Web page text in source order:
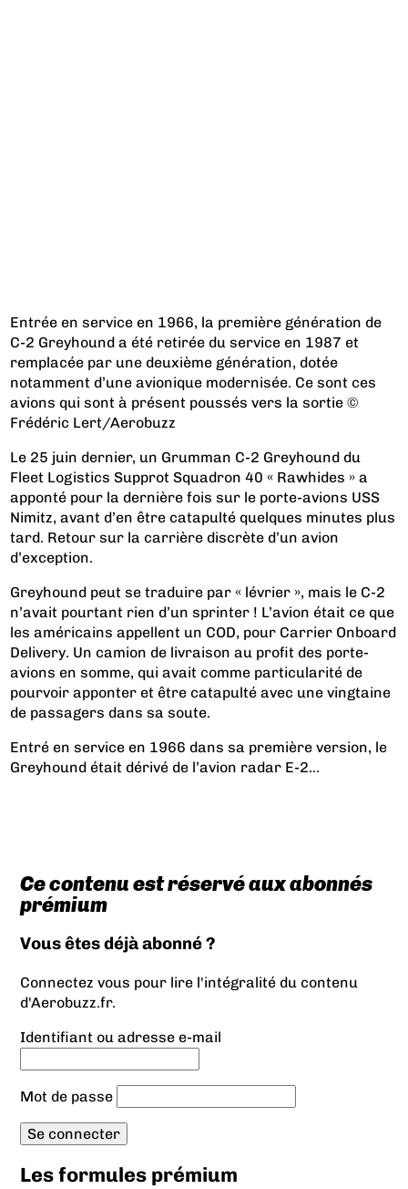
Entrée en service en 1966, la première génération de
C-2 Greyhound a été retirée du service en 1987 et
remplacée par une deuxième génération, dotée
notamment d’une avionique modernisée. Ce sont ces
avions qui sont à présent poussés vers la sortie ©
Frédéric Lert/Aerobuzz
Le 25 juin dernier, un Grumman C-2 Greyhound du
Fleet Logistics Supprot Squadron 40 « Rawhides » a
apponté pour la dernière fois sur le porte-avions USS
Nimitz, avant d’en être catapulté quelques minutes plus
tard. Retour sur la carrière discrète d’un avion
d’exception.
Greyhound peut se traduire par « lévrier », mais le C-2
n’avait pourtant rien d’un sprinter ! L’avion était ce que
les américains appellent un COD, pour Carrier Onboard
Delivery. Un camion de livraison au profit des porte-
avions en somme, qui avait comme particularité de
pourvoir apponter et être catapulté avec une vingtaine
de passagers dans sa soute.
Entré en service en 1966 dans sa première version, le
Greyhound était dérivé de l’avion radar E-2...
Ce contenu est réservé aux abonnés
prémium
Vous êtes déjà abonné ?
Connectez vous pour lire l'intégralité du contenu
d'Aerobuzz.fr.
Identifiant ou adresse e-mail
Mot de passe
Les formules prémium